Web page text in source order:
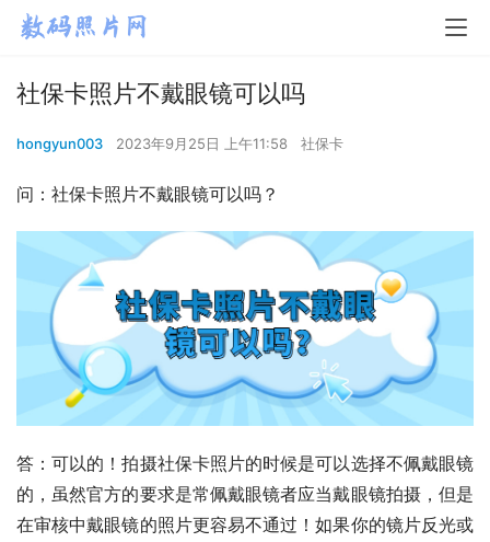
社保卡照片不戴眼镜可以吗
hongyun003 2023年9月25日 上午11:58 社保卡
问：社保卡照片不戴眼镜可以吗？
答：可以的！拍摄社保卡照片的时候是可以选择不佩戴眼镜
的，虽然官方的要求是常佩戴眼镜者应当戴眼镜拍摄，但是
在审核中戴眼镜的照片更容易不通过！如果你的镜片反光或